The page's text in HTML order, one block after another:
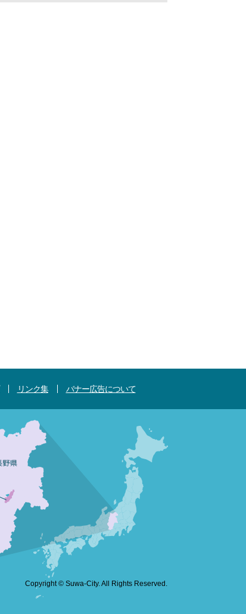
リンク集 バナー広告について
Copyright © Suwa-City. All Rights Reserved.